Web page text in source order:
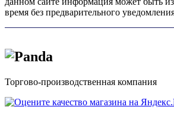
время без предварительного
Торгово-производственная компания